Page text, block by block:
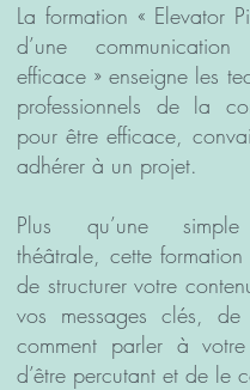
La formation « Elevator
d’une
efficace » enseigne les
professionnels de la
pour être efficace,
adhérer à un projet.
Plus qu’une
théâtrale, cette
de structurer votre
vos messages clés, de
comment parler à
d’être percutant et de le